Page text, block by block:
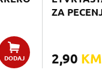
DODAJ
ZA
2,90 KM